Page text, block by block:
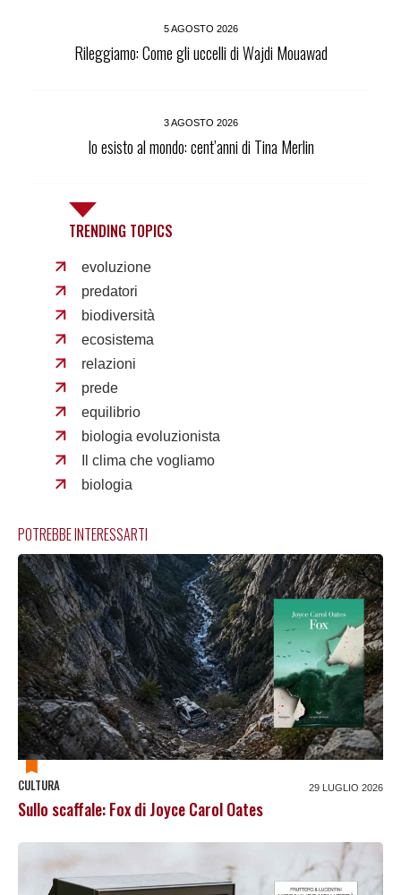
5 AGOSTO 2026
Rileggiamo: Come gli uccelli di Wajdi Mouawad
3 AGOSTO 2026
Io esisto al mondo: cent’anni di Tina Merlin
TRENDING TOPICS
evoluzione
predatori
biodiversità
ecosistema
relazioni
prede
equilibrio
biologia evoluzionista
Il clima che vogliamo
biologia
POTREBBE INTERESSARTI
CULTURA 29 LUGLIO 2026
Sullo scaffale: Fox di Joyce Carol Oates